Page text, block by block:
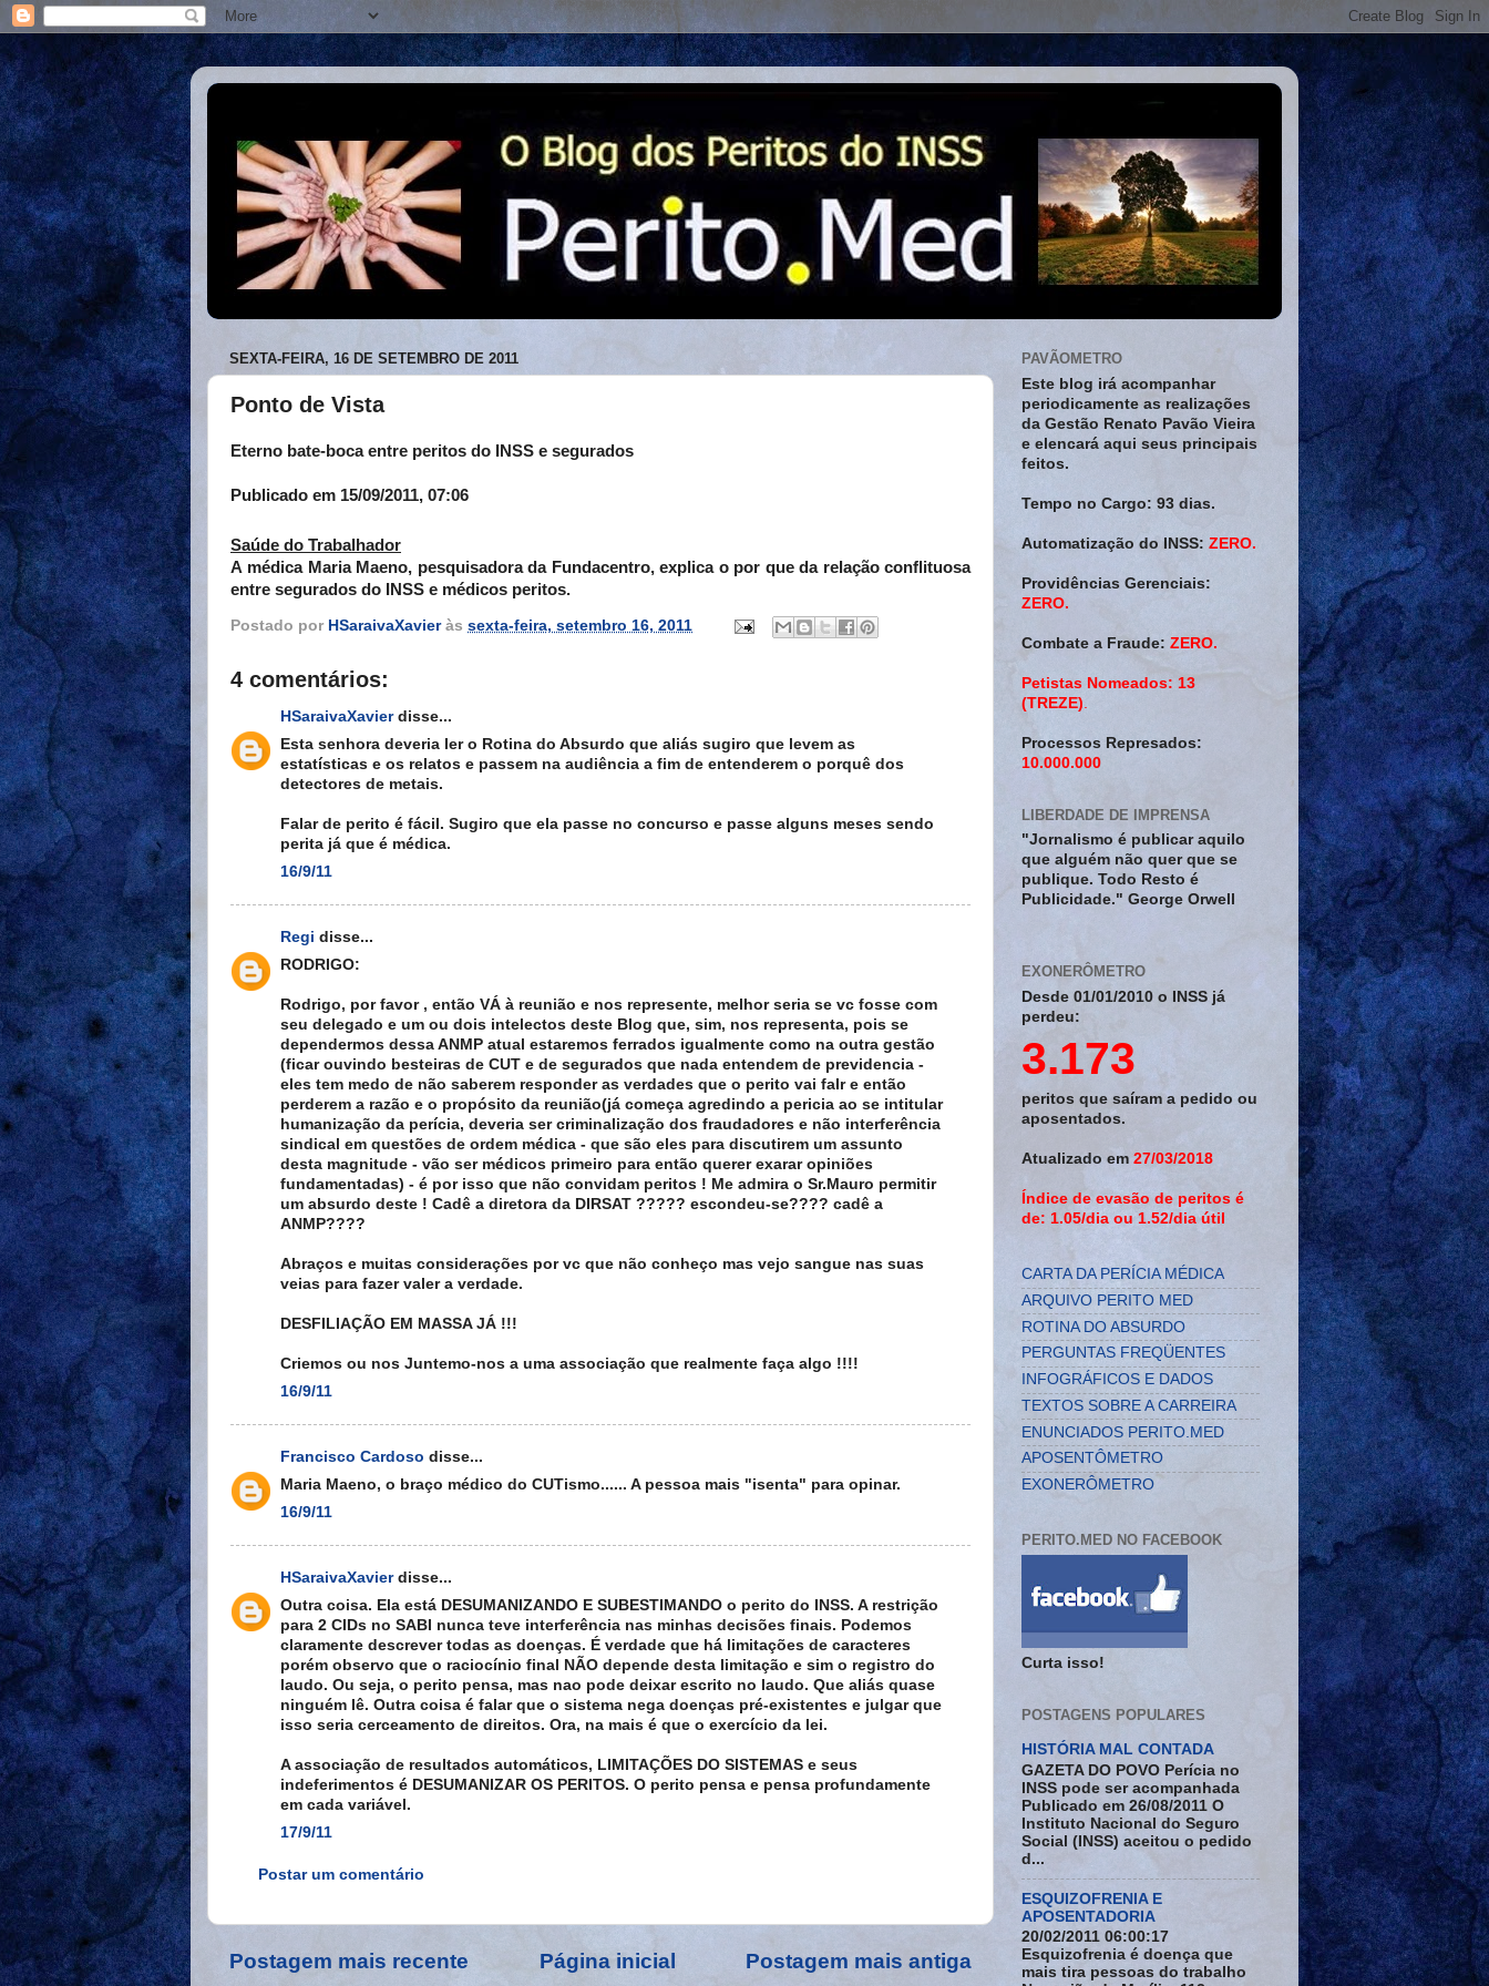
SEXTA-FEIRA, 16 DE SETEMBRO DE 2011
Ponto de Vista
Eterno bate-boca entre peritos do INSS e segurados
Publicado em 15/09/2011, 07:06
Saúde do Trabalhador
A médica Maria Maeno, pesquisadora da Fundacentro, explica o por que da relação conflituosa
entre segurados do INSS e médicos peritos.
Postado por HSaraivaXavier às sexta-feira, setembro 16, 2011
4 comentários:
HSaraivaXavierdisse...
Esta senhora deveria ler o Rotina do Absurdo que aliás sugiro que levem as
estatísticas e os relatos e passem na audiência a fim de entenderem o porquê dos
detectores de metais.
Falar de perito é fácil. Sugiro que ela passe no concurso e passe alguns meses sendo
perita já que é médica.
16/9/11
Regi disse...
RODRIGO:
Rodrigo, por favor , então VÁ à reunião e nos represente, melhor seria se vc fosse com
seu delegado e um ou dois intelectos deste Blog que, sim, nos representa, pois se
dependermos dessa ANMP atual estaremos ferrados igualmente como na outra gestão
(ficar ouvindo besteiras de CUT e de segurados que nada entendem de previdencia -
eles tem medo de não saberem responder as verdades que o perito vai falr e então
perderem a razão e o propósito da reunião(já começa agredindo a pericia ao se intitular
humanização da perícia, deveria ser criminalização dos fraudadores e não interferência
sindical em questões de ordem médica - que são eles para discutirem um assunto
desta magnitude - vão ser médicos primeiro para então querer exarar opiniões
fundamentadas) - é por isso que não convidam peritos ! Me admira o Sr.Mauro permitir
um absurdo deste ! Cadê a diretora da DIRSAT ????? escondeu-se???? cadê a
ANMP????
Abraços e muitas considerações por vc que não conheço mas vejo sangue nas suas
veias para fazer valer a verdade.
DESFILIAÇÃO EM MASSA JÁ !!!
Criemos ou nos Juntemo-nos a uma associação que realmente faça algo !!!!
16/9/11
Francisco Cardoso disse...
Maria Maeno, o braço médico do CUTismo...... A pessoa mais "isenta" para opinar.
16/9/11
HSaraivaXavierdisse...
Outra coisa. Ela está DESUMANIZANDO E SUBESTIMANDO o perito do INSS. A restrição
para 2 CIDs no SABI nunca teve interferência nas minhas decisões finais. Podemos
claramente descrever todas as doenças. É verdade que há limitações de caracteres
porém observo que o raciocínio final NÃO depende desta limitação e sim o registro do
laudo. Ou seja, o perito pensa, mas nao pode deixar escrito no laudo. Que aliás quase
ninguém lê. Outra coisa é falar que o sistema nega doenças pré-existentes e julgar que
isso seria cerceamento de direitos. Ora, na mais é que o exercício da lei.
A associação de resultados automáticos, LIMITAÇÕES DO SISTEMAS e seus
indeferimentos é DESUMANIZAR OS PERITOS. O perito pensa e pensa profundamente
em cada variável.
17/9/11
Postar um comentário
Postagem mais recente Postagem mais antiga
Página inicial
PAVÃOMETRO
Este blog irá acompanhar
periodicamente as realizações
da Gestão Renato Pavão Vieira
e elencará aqui seus principais
feitos.
Tempo no Cargo: 93 dias.
Automatização do INSS: ZERO.
Providências Gerenciais:
ZERO.
Combate a Fraude: ZERO.
Petistas Nomeados: 13
(TREZE)
Processos Represados:
10.000.000
LIBERDADE DE IMPRENSA
"Jornalismo é publicar aquilo
que alguém não quer que se
publique. Todo Resto é
Publicidade." George Orwell
EXONERÔMETRO
Desde 01/01/2010 o INSS já
perdeu:
3.173
peritos que saíram a pedido ou
aposentados.
Atualizado em 27/03/2018
Índice de evasão de peritos é
de: 1.05/dia ou 1.52/dia útil
CARTA DA PERÍCIA MÉDICA
ARQUIVO PERITO MED
ROTINA DO ABSURDO
PERGUNTAS FREQÜENTES
INFOGRÁFICOS E DADOS
TEXTOS SOBRE A CARREIRA
ENUNCIADOS PERITO.MED
APOSENTÔMETRO
EXONERÔMETRO
PERITO.MED NO FACEBOOK
Curta isso!
POSTAGENS POPULARES
HISTÓRIA MAL CONTADA
GAZETA DO POVO Perícia no
INSS pode ser acompanhada
Publicado em 26/08/2011 O
Instituto Nacional do Seguro
Social (INSS) aceitou o pedido
d...
ESQUIZOFRENIA E
APOSENTADORIA
20/02/2011 06:00:17
Esquizofrenia é doença que
mais tira pessoas do trabalho